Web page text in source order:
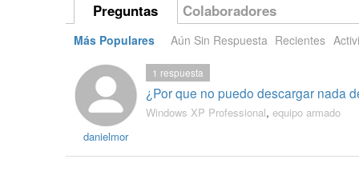
Preguntas Colaboradores
Más Populares Aún Sin Respuesta Recientes
danielmor
¿Por que no puedo descargar nada
1 respuesta
Windows XP Professional, equipo armado